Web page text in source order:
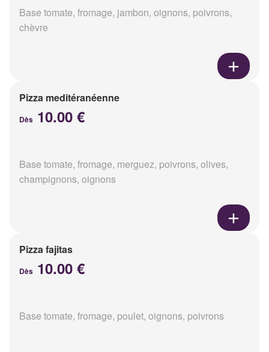
Base tomate, fromage, jambon, oignons, poivrons,
chèvre
Pizza meditéranéenne
Dès 10.00 €
Base tomate, fromage, merguez, poivrons, olives,
champignons, oignons
Pizza fajitas
Dès 10.00 €
Base tomate, fromage, poulet, oignons, poivrons